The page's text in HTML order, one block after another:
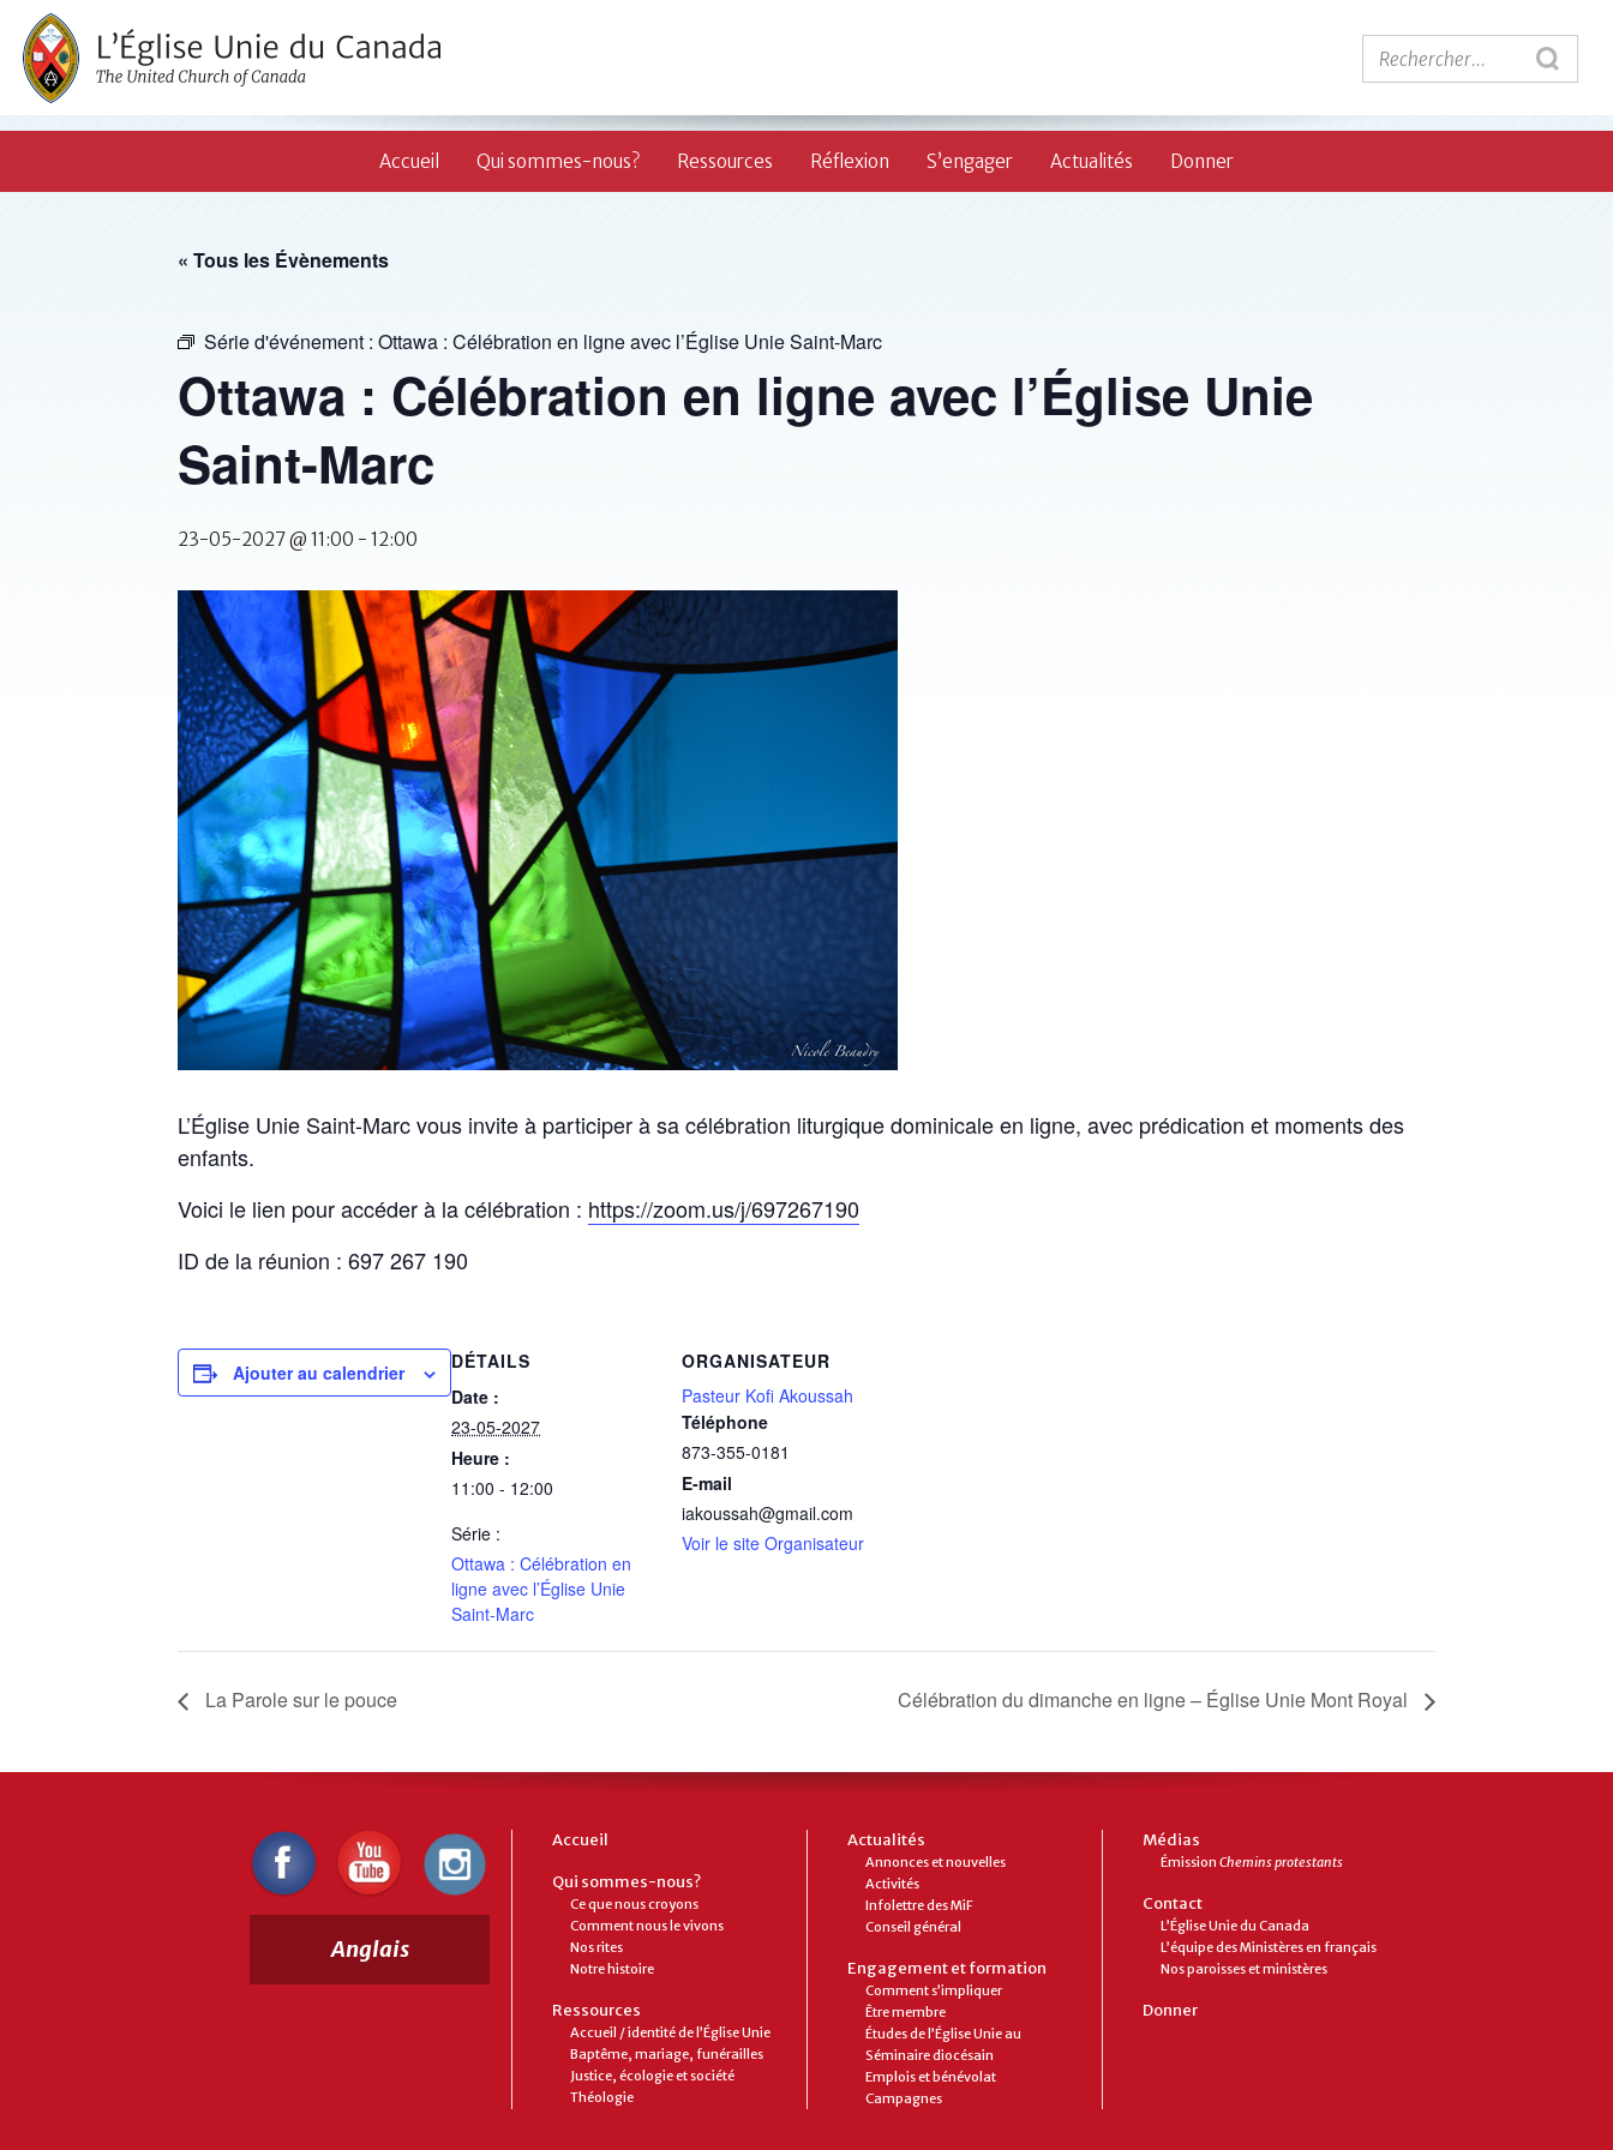
Accueil Qui sommes-nous? Ressources Réflexion S’engager Actualités Donner
« Tous les Évènements
Série d'événement : Ottawa : Célébration en ligne avec l’Église Unie Saint-Marc
Ottawa : Célébration en ligne avec l’Église Unie
Saint-Marc
23-05-2027 @ 11:00 - 12:00
L’Église Unie Saint-Marc vous invite à participer à sa célébration liturgique dominicale en ligne, avec prédication et moments des
enfants.
Voici le lien pour accéder à la célébration : https://zoom.us/j/697267190
ID de la réunion : 697 267 190
Ajouter au calendrier
DÉTAILS
Date :
23-05-2027
Heure :
11:00 - 12:00
Série :
Ottawa : Célébration en
ligne avec l’Église Unie
Saint-Marc
ORGANISATEUR
Pasteur Kofi Akoussah
Téléphone
873-355-0181
E-mail
iakoussah@gmail.com
Voir le site Organisateur
La Parole sur le pouce Célébration du dimanche en ligne – Église Unie Mont Royal
Anglais
Accueil
Qui sommes-nous?
Ce que nous croyons
Comment nous le vivons
Nos rites
Notre histoire
Ressources
Accueil / identité de l’Église Unie
Baptême, mariage, funérailles
Justice, écologie et société
Théologie
Actualités
Annonces et nouvelles
Activités
Infolettre des MiF
Conseil général
Engagement et formation
Comment s’impliquer
Être membre
Études de l’Église Unie au
Séminaire diocésain
Emplois et bénévolat
Campagnes
Médias
Émission Chemins protestants
Contact
L’Église Unie du Canada
L’équipe des Ministères en français
Nos paroisses et ministères
Donner